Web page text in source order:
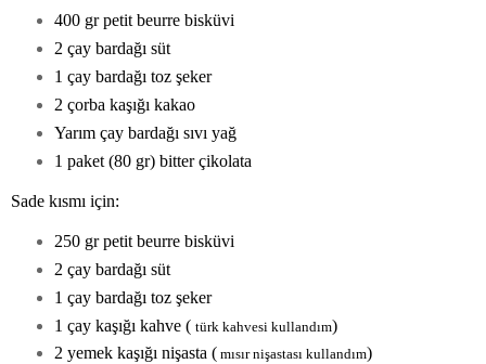
400 gr petit beurre bisküvi
2 çay bardağı süt
1 çay bardağı toz şeker
2 çorba kaşığı kakao
Yarım çay bardağı sıvı yağ
1 paket (80 gr) bitter çikolata
Sade kısmı için:
250 gr petit beurre bisküvi
2 çay bardağı süt
1 çay bardağı toz şeker
1 çay kaşığı kahve ( türk kahvesi kullandım)
2 yemek kaşığı nişasta ( mısır nişastası kullandım)